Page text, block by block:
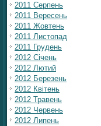
2011 Серпень
2011 Вересень
2011 Жовтень
2011 Листопад
2011 Грудень
2012 Січень
2012 Лютий
2012 Березень
2012 Квітень
2012 Травень
2012 Червень
2012 Липень